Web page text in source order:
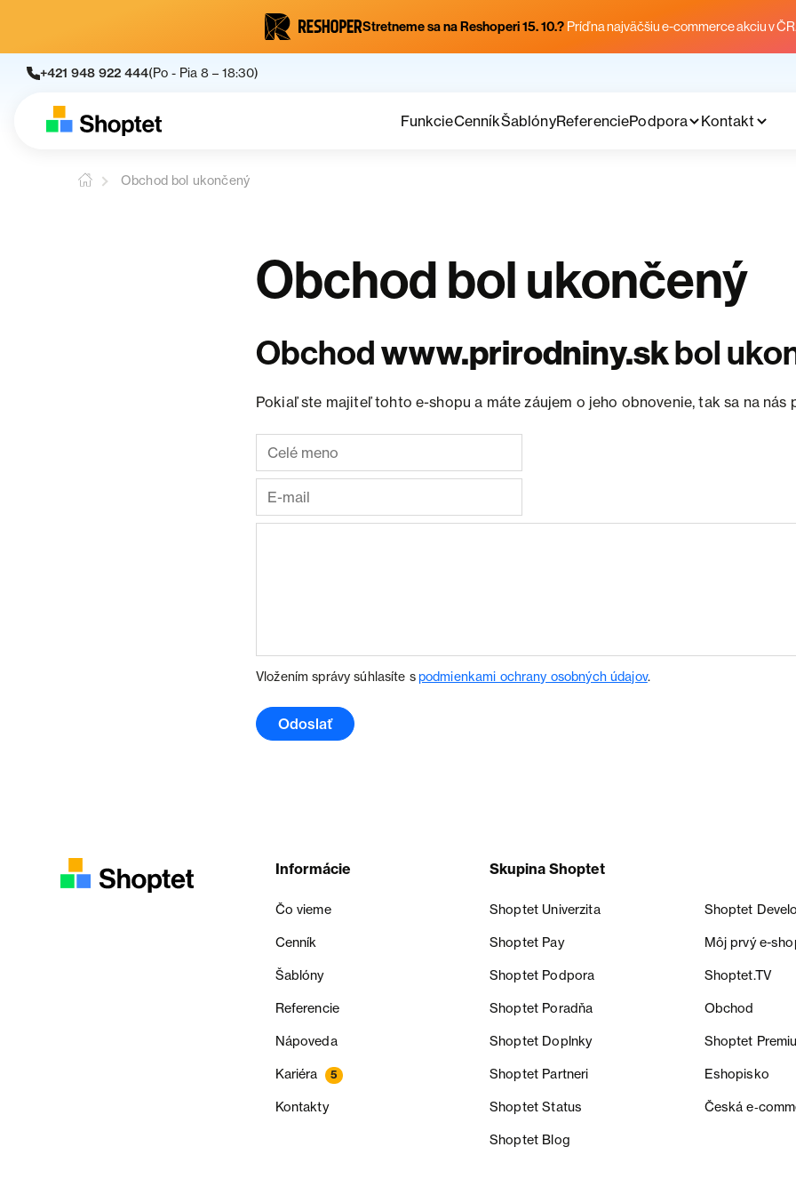
Stretneme sa na Reshoperi 15. 10.? Príď na najväčšiu e-commerce akciu v ČR.
+421 948 922 444(Po - Pia 8 – 18:30)
FunkcieCenníkŠablónyReferenciePodpora Kontakt
Obchod bol ukončený
Obchod bol ukončený
Obchodwww.prirodniny.skbol
Pokiaľ ste majiteľ tohto e-shopu a máte záujem o jeho obnovenie, tak sa na nás
Vložením správy súhlasíte spodmienkami ochrany osobných údajov.
Odoslať
Informácie
Čo vieme
Cenník
Šablóny
Referencie
Nápoveda
Kariéra 5
Kontakty
Skupina Shoptet
Shoptet Univerzita Shoptet
Shoptet Pay Môj prvý e-
Shoptet Podpora Shoptet.TV
Shoptet Poradňa Obchod
Shoptet Doplnky Shoptet
Shoptet Partneri Eshopisko
Shoptet Status Česká
Shoptet Blog